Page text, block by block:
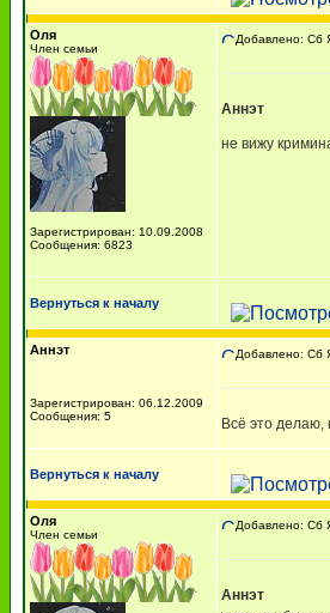
Оля
Член семьи
Зарегистрирован: 10.09.2008
Сообщения: 6823
Добавлено: Сб
Аннэт
не вижу
Вернуться к началу
Аннэт
Зарегистрирован: 06.12.2009
Сообщения: 5
Добавлено: Сб
Всё это делаю,
Вернуться к началу
Оля
Член семьи
Добавлено: Сб
Аннэт